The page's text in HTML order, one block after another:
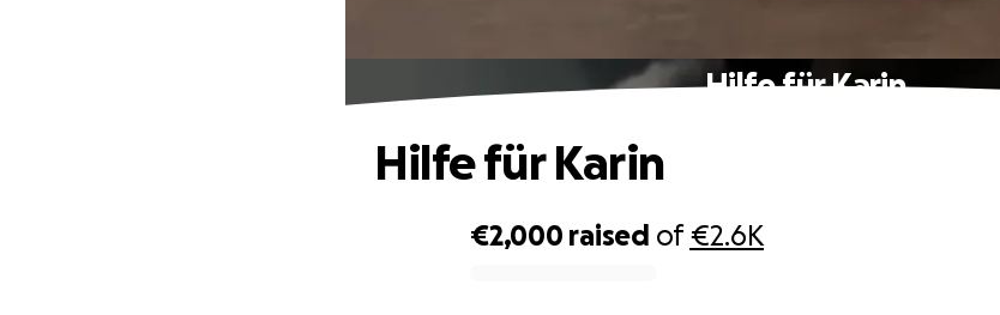
Hilfe für Karin
€2,000 raised of€2.6K
Hilfe für Karin